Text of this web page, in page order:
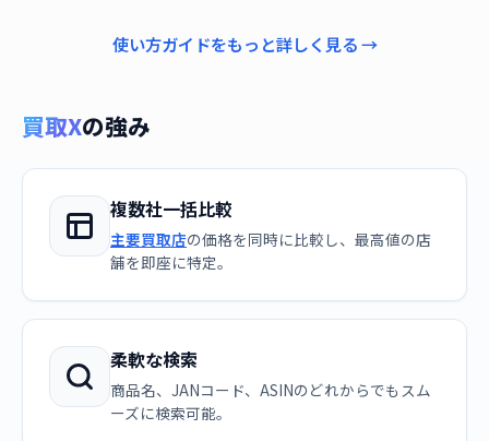
使い方ガイドをもっと詳しく見る →
買取Xの強み
複数社一括比較
主要買取店の価格を同時に比較し、最高値の店
舗を即座に特定。
柔軟な検索
商品名、JANコード、ASINのどれからでもスム
ーズに検索可能。